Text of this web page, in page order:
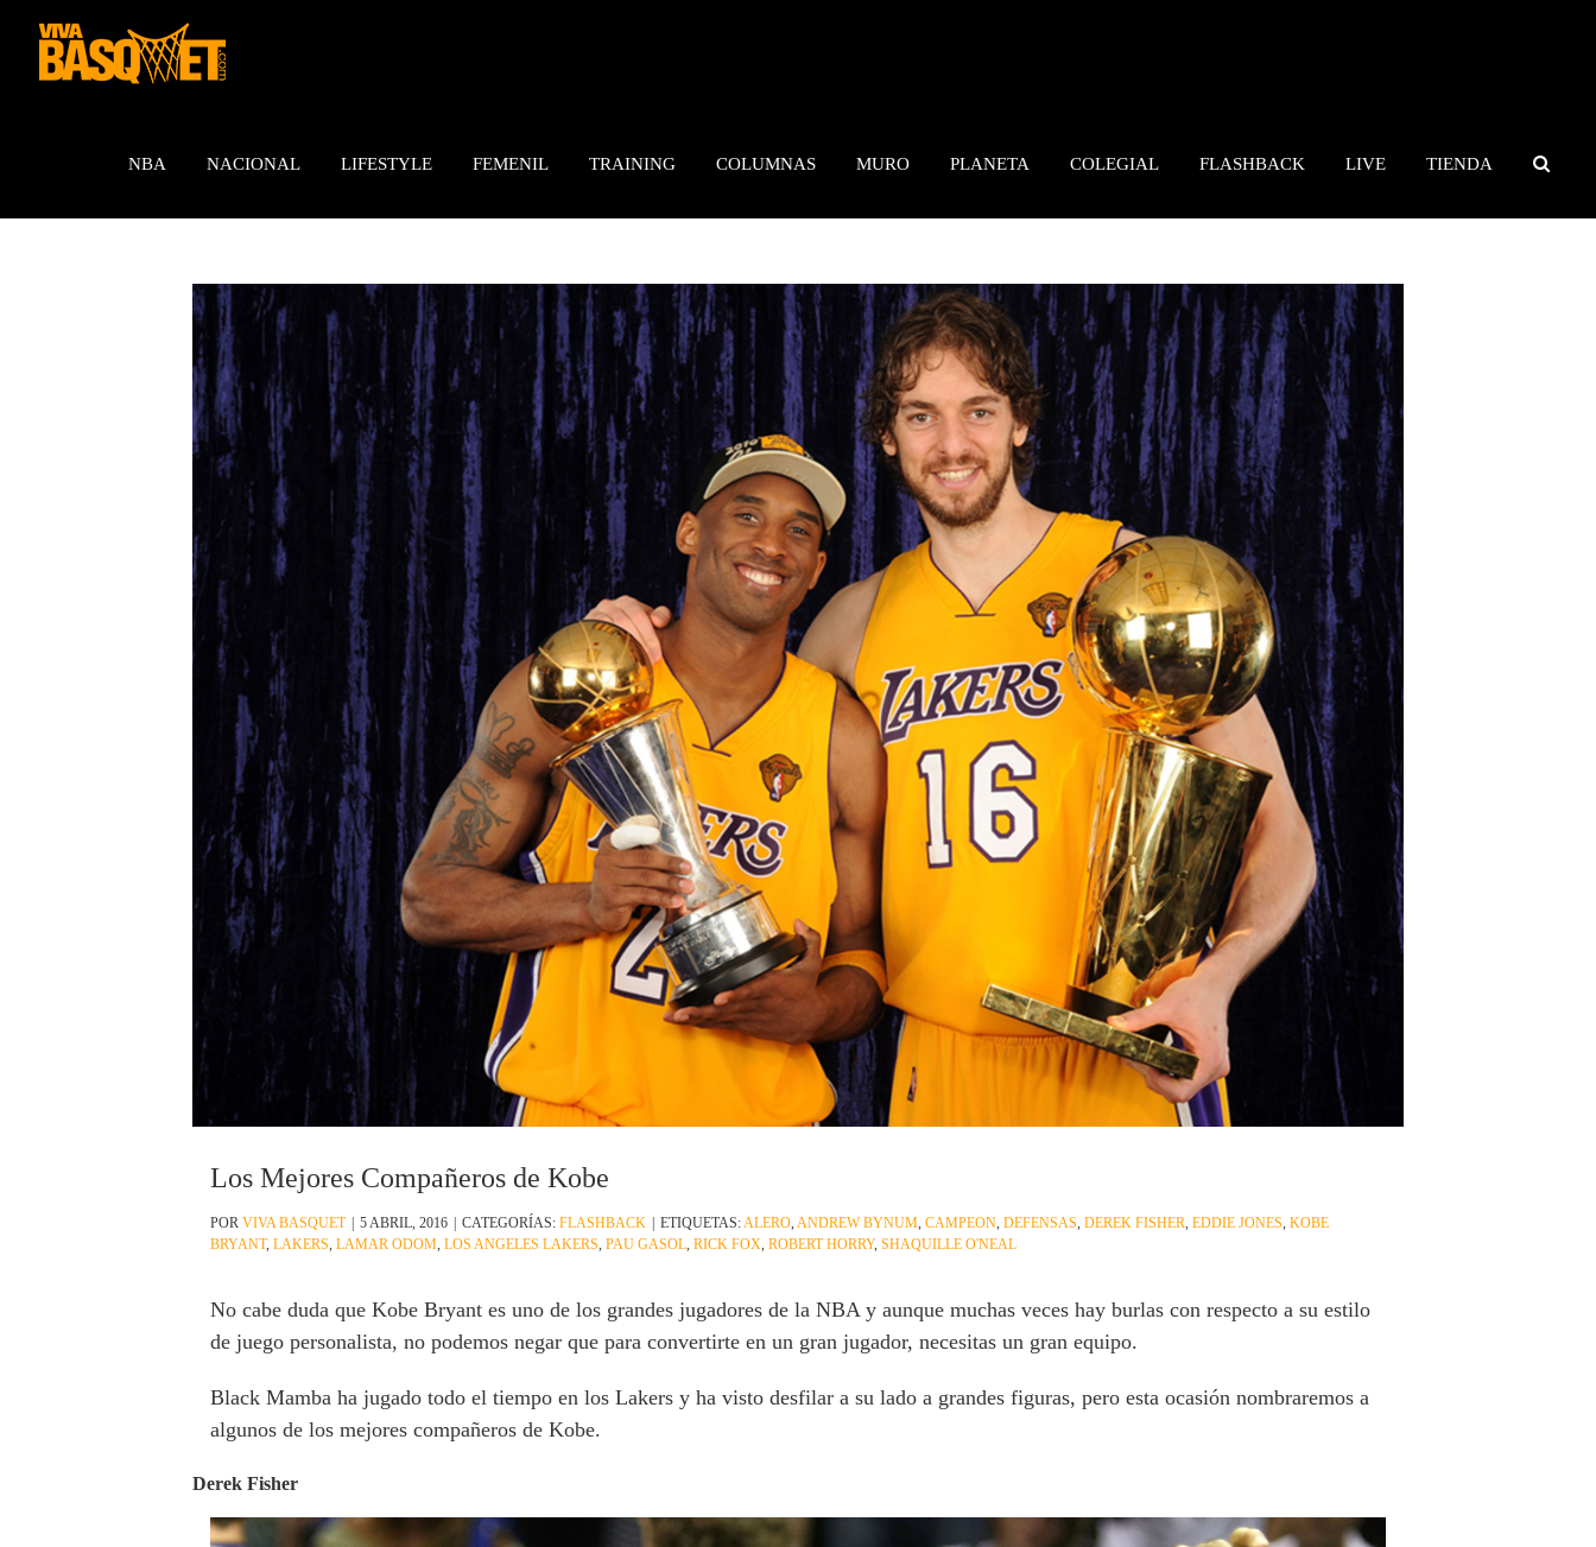
contenido
NBA NACIONAL LIFESTYLE FEMENIL TRAINING COLUMNAS MURO PLANETA COLEGIAL FLASHBACK LIVE TIENDA
Los Mejores Compañeros de Kobe
POR VIVA BASQUET 5 ABRIL, 2016 CATEGORÍAS: FLASHBACK ETIQUETAS:ALERO, ANDREW BYNUM, CAMPEON, DEFENSAS, DEREK FISHER, EDDIE JONES, KOBE
BRYANT, LAKERS, LAMAR ODOM, LOS ANGELES LAKERS, PAU GASOL, RICK FOX, ROBERT HORRY, SHAQUILLE O'NEAL
No cabe duda que Kobe Bryant es uno de los grandes jugadores de la NBA y aunque muchas veces hay burlas con respecto a su estilo
de juego personalista, no podemos negar que para convertirte en un gran jugador, necesitas un gran equipo.
Black Mamba ha jugado todo el tiempo en los Lakers y ha visto desfilar a su lado a grandes figuras, pero esta ocasión nombraremos a
algunos de los mejores compañeros de Kobe.
Derek Fisher